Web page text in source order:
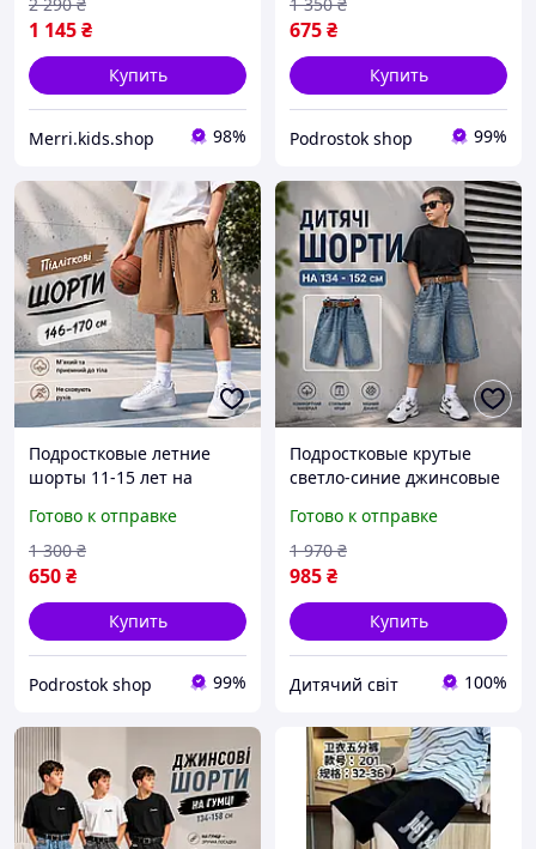
1 145₴
Купить
Merri.kids.shop 98%
675₴
Купить
Podrostok shop 99%
Подростковые летние
шорты 11-15 лет на
мальчику, детские тонкие
шорты трикотаж
хорошего качества на
каждый день
Готово к отправке
650₴
1 300 ₴
Купить
Podrostok shop 99%
Подростковые крутые
светло-синие джинсовые
мальчика подростка,
свободные тертые шорты
бриджи лето для детей
Готово к отправке
985₴
1 970 ₴
Купить
Дитячий світ 100%